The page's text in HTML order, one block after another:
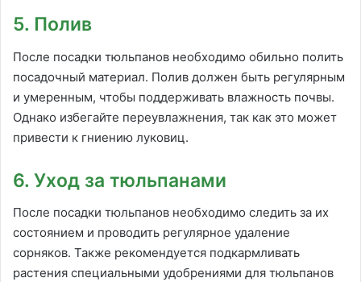
5. Полив
После посадки тюльпанов необходимо обильно полить
посадочный материал. Полив должен быть регулярным
и умеренным, чтобы поддерживать влажность почвы.
Однако избегайте переувлажнения, так как это может
привести к гниению луковиц.
6. Уход за тюльпанами
После посадки тюльпанов необходимо следить за их
состоянием и проводить регулярное удаление
сорняков. Также рекомендуется подкармливать
растения специальными удобрениями для тюльпанов